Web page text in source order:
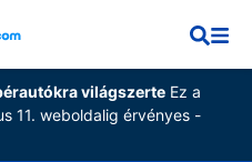
világszerteEz a
11. weboldalig érvényes -